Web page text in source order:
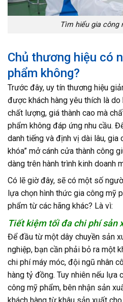
Tìm hiểu gia công
Chủ thương hiệu có
phẩm không?
Trước đây, uy tín thương hiệu
được khách hàng yêu thích là
chất lượng, giá thành cao mà
phẩm không đáp ứng nhu cầu.
danh tiếng và định vị dài lâu, gia
khóa” mở cánh cửa thành công
dàng trên hành trình kinh doanh
Có lẽ giờ đây, sẽ có một số
lựa chọn hình thức gia công mỹ
phẩm từ các hãng khác? Là vì:
Tiết kiệm tối đa chi phí sản
Để đầu từ một dây chuyền sản
nghiệp, bạn cần phải bỏ ra một
chi phí máy móc, đội ngũ nhân
hàng tỷ đồng. Tuy nhiên nếu lựa
công mỹ phẩm, bên nhận sản
khách hàng từ khâu sản xuất